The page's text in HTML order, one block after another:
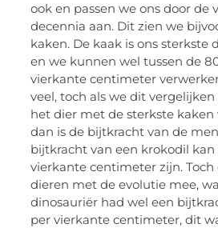
ook en passen we ons door de
decennia aan. Dit zien we
kaken. De kaak is ons sterkste
en we kunnen wel tussen de
vierkante centimeter
veel, toch als we dit
het dier met de sterkste kaken
dan is de bijtkracht van de
bijtkracht van een krokodil kan
vierkante centimeter zijn.
dieren met de evolutie mee,
dinosauriër had wel een
per vierkante centimeter, dit